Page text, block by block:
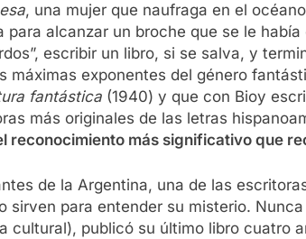
, una mujer que naufraga en el
alcanzar un broche que se le
escribir un libro, si se salva, y
exponentes del género
fantástica (1940) y que con Bioy
más originales de las letras
reconocimiento más significativo que
de la Argentina, una de las
sirven para entender su misterio.
cultural), publicó su último libro cuatro